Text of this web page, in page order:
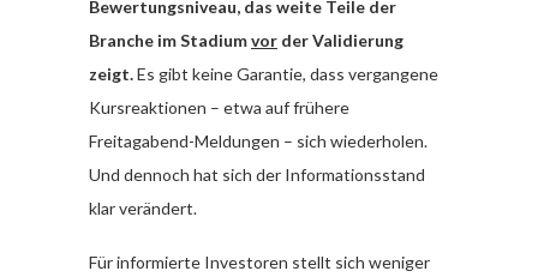
Bewertungsniveau, das weite Teile der
Branche im Stadiumvor der Validierung
zeigt.Es gibt keine Garantie, dass vergangene
Kursreaktionen – etwa auf frühere
Freitagabend-Meldungen – sich wiederholen.
Und dennoch hat sich der Informationsstand
klar verändert.
Für informierte Investoren stellt sich weniger